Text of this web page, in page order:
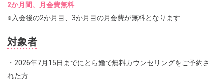
2か月間、月会費無料
※入会後の2か月目、3か月目の月会費が無料となります
対象者
・2026年7月15日までにとら婚で無料カウンセリングをご予約さ
れた方